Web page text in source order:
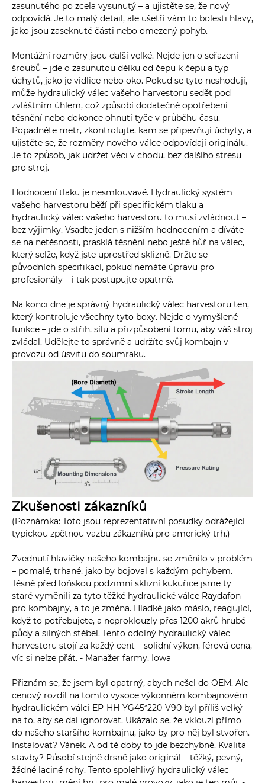
zasunutého po zcela vysunutý – a ujistěte se, že nový
odpovídá. Je to malý detail, ale ušetří vám to bolesti hlavy,
jako jsou zaseknuté části nebo omezený pohyb.
Montážní rozměry jsou další velké. Nejde jen o seřazení
šroubů – jde o zasunutou délku od čepu k čepu a typ
úchytů, jako je vidlice nebo oko. Pokud se tyto neshodují,
může hydraulický válec vašeho harvestoru sedět pod
zvláštním úhlem, což způsobí dodatečné opotřebení
těsnění nebo dokonce ohnutí tyče v průběhu času.
Popadněte metr, zkontrolujte, kam se připevňují úchyty, a
ujistěte se, že rozměry nového válce odpovídají originálu.
Je to způsob, jak udržet věci v chodu, bez dalšího stresu
pro stroj.
Hodnocení tlaku je nesmlouvavé. Hydraulický systém
vašeho harvestoru běží při specifickém tlaku a
hydraulický válec vašeho harvestoru to musí zvládnout –
bez výjimky. Vsaďte jeden s nižším hodnocením a díváte
se na netěsnosti, prasklá těsnění nebo ještě hůř na válec,
který selže, když jste uprostřed sklizně. Držte se
původních specifikací, pokud nemáte úpravu pro
profesionály – i tak postupujte opatrně.
Na konci dne je správný hydraulický válec harvestoru ten,
který kontroluje všechny tyto boxy. Nejde o vymyšlené
funkce – jde o střih, sílu a přizpůsobení tomu, aby váš stroj
zvládal. Udělejte to správně a udržíte svůj kombajn v
provozu od úsvitu do soumraku.
Zkušenosti zákazníků
(Poznámka: Toto jsou reprezentativní posudky odrážející
typickou zpětnou vazbu zákazníků pro americký trh.)
Zvednutí hlavičky našeho kombajnu se změnilo v problém
– pomalé, trhané, jako by bojoval s každým pohybem.
Těsně před loňskou podzimní sklizní kukuřice jsme ty
staré vyměnili za tyto těžké hydraulické válce Raydafon
pro kombajny, a to je změna. Hladké jako máslo, reagující,
když to potřebujete, a neproklouzly přes 1200 akrů hrubé
půdy a silných stébel. Tento odolný hydraulický válec
harvestoru stojí za každý cent – ​​solidní výkon, férová cena,
víc si nelze přát. - Manažer farmy, Iowa
Přiznám se, že jsem byl opatrný, abych nešel do OEM. Ale
cenový rozdíl na tomto vysoce výkonném kombajnovém
hydraulickém válci EP-HH-YG45*220-V90 byl příliš velký
na to, aby se dal ignorovat. Ukázalo se, že vklouzl přímo
do našeho staršího kombajnu, jako by pro něj byl stvořen.
Instalovat? Vánek. A od té doby to jde bezchybně. Kvalita
stavby? Působí stejně drsně jako originál – těžký, pevný,
žádné laciné rohy. Tento spolehlivý hydraulický válec